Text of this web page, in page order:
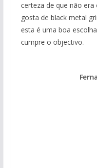
certeza de que não
gosta de black metal
esta é uma boa
cumpre o objectivo.